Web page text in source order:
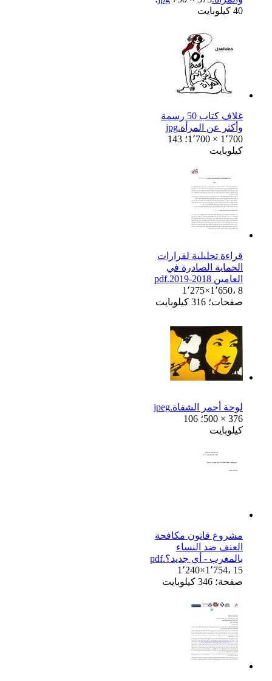
40 كيلوبايت
غلاف كتاب 50 رسمة
وأكثر عن المرأة.jpg
1٬700 × 1٬700؛ 143
كيلوبايت
قراءة تحليلية لقرارات
الحماية الصادرة في
العامين 2018-2019.pdf
1٬275×1٬650، 8
صفحات؛ 316 كيلوبايت
لوحة أحمر الشفاة.jpeg
500 × 376؛ 106
كيلوبايت
مشروع قانون مكافحة
العنف ضد النساء
بالمغرب - أي جديد؟.pdf
1٬240×1٬754، 15
صفحة؛ 346 كيلوبايت